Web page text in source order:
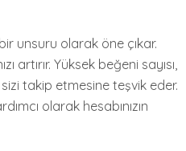
unsuru olarak öne çıkar.
artırır. Yüksek beğeni sayısı,
sizi takip etmesine teşvik eder.
olarak hesabınızın